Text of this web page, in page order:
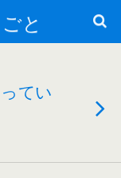
と
てい